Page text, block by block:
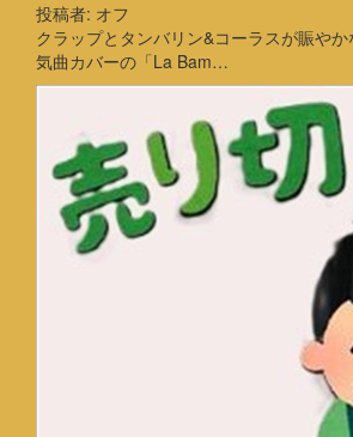
投稿者: オフ
クラップとタンバリン&コーラスが賑や
気曲カバーの「La Bam…